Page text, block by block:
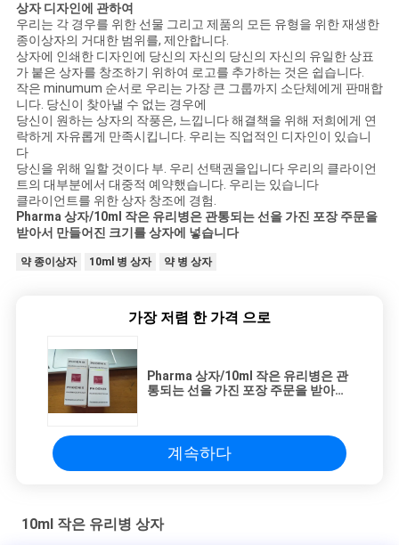
상자 디자인에 관하여
우리는 각 경우를 위한 선물 그리고 제품의 모든 유형을 위한 재생한
종이상자의 거대한 범위를, 제안합니다.
상자에 인쇄한 디자인에 당신의 자신의 당신의 자신의 유일한 상표
가 붙은 상자를 창조하기 위하여 로고를 추가하는 것은 쉽습니다.
작은 minumum 순서로 우리는 가장 큰 그룹까지 소단체에게 판매합
니다. 당신이 찾아낼 수 없는 경우에
당신이 원하는 상자의 작풍은, 느낍니다 해결책을 위해 저희에게 연
락하게 자유롭게 만족시킵니다. 우리는 직업적인 디자인이 있습니
다
당신을 위해 일할 것이다 부. 우리 선택권을입니다 우리의 클라이언
트의 대부분에서 대중적 예약했습니다. 우리는 있습니다
클라이언트를 위한 상자 창조에 경험.
Pharma 상자/10ml 작은 유리병은 관통되는 선을 가진 포장 주문을
받아서 만들어진 크기를 상자에 넣습니다
약 종이상자 10ml 병 상자 약 병 상자
가장 저렴 한 가격 으로
Pharma 상자/10ml 작은 유리병은 관
통되는 선을 가진 포장 주문을 받아서
계속하다
10ml 작은 유리병 상자